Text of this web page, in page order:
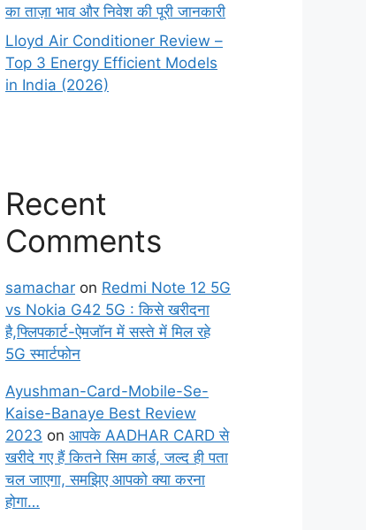
का ताज़ा भाव और निवेश की पूरी जानकारी
Lloyd Air Conditioner Review –
Top 3 Energy Efficient Models
in India (2026)
Recent
Comments
samachar on Redmi Note 12 5G
vs Nokia G42 5G : किसे खरीदना
है,फ्लिपकार्ट-ऐमजॉन में सस्ते में मिल रहे
5G स्मार्टफोन
Ayushman-Card-Mobile-Se-
Kaise-Banaye Best Review
2023 on आपके AADHAR CARD से
खरीदे गए हैं कितने सिम कार्ड, जल्द ही पता
चल जाएगा, समझिए आपको क्या करना
होगा…